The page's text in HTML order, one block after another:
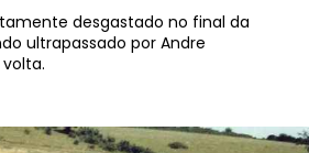
desgastado no final da
ultrapassado por Andre